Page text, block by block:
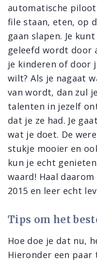
automatische
file staan, eten, op
gaan slapen. Je
geleefd wordt door
je kinderen of door
wilt? Als je nagaat
van wordt, dan zul
talenten in jezelf
dat je ze had. Je
wat je doet. De
stukje mooier en
kun je echt
waard! Haal
2015 en leer echt
Tips om het
Hoe doe je dat nu,
Hieronder een paar